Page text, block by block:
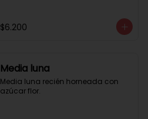
$6.200
Media luna
Media luna recién horneada con
azúcar flor.